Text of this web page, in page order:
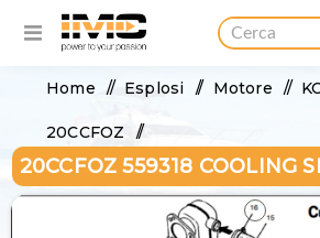
Home / Esplosi / Motore /
20CCFOZ /
20CCFOZ 559318 Cooling
20CCFOZ 559318 COOLING